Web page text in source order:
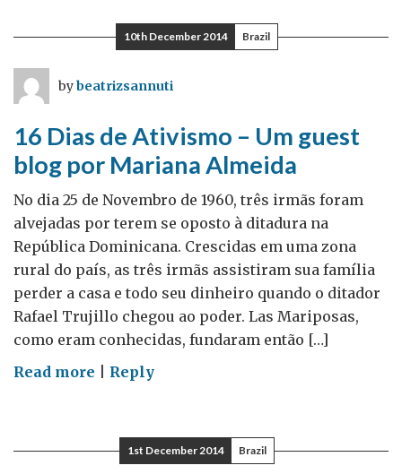
estamos
caminhando
regime
climático?
10th December 2014 Brazil
bybeatrizsannuti
16 Dias de Ativismo – Um guest
blog por Mariana Almeida
No dia 25 de Novembro de 1960, três irmãs foram
alvejadas por terem se oposto à ditadura na
República Dominicana. Crescidas em uma zona
rural do país, as três irmãs assistiram sua família
perder a casa e todo seu dinheiro quando o ditador
Rafael Trujillo chegou ao poder. Las Mariposas,
como eram conhecidas, fundaram então […]
Read more on
Ativismo
Reply
1st December 2014 Brazil